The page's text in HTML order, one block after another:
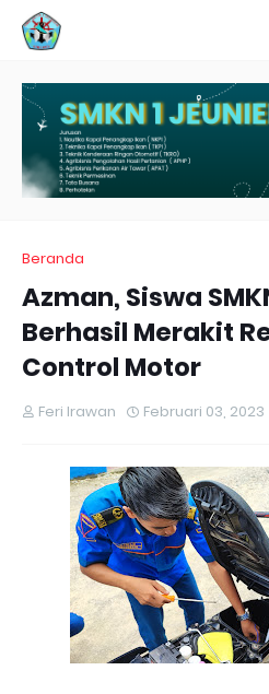
Beranda
Azman, Siswa
Berhasil Merakit
Control Motor
Feri Irawan Februari 03, 2023